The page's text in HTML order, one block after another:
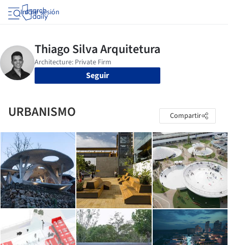
Iniciar sesión
Seguir
URBANISMO Compartir